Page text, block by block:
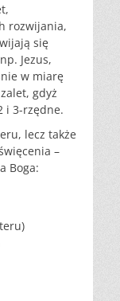
rozwijania,
się
Jezus,
w miarę
gdyż
i 3-rzędne.
lecz także
–
Boga: